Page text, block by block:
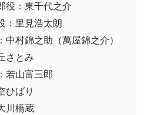
役：東千代之介
：里見浩太朗
中村錦之助（萬屋錦之介）
さとみ
若山富三郎
ひばり
川橋蔵